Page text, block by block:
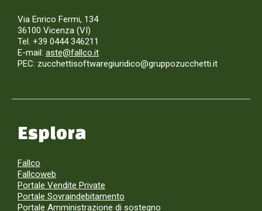
Via Enrico Fermi, 134
36100 Vicenza (VI)
Tel. +39 0444 346211
E-mail: aste@fallco.it
PEC: zucchettisoftwaregiuridico@gruppozucchetti.it
Esplora
Fallco
Fallcoweb
Portale Vendite Private
Portale Sovraindebitamento
Portale Amministrazione di sostegno